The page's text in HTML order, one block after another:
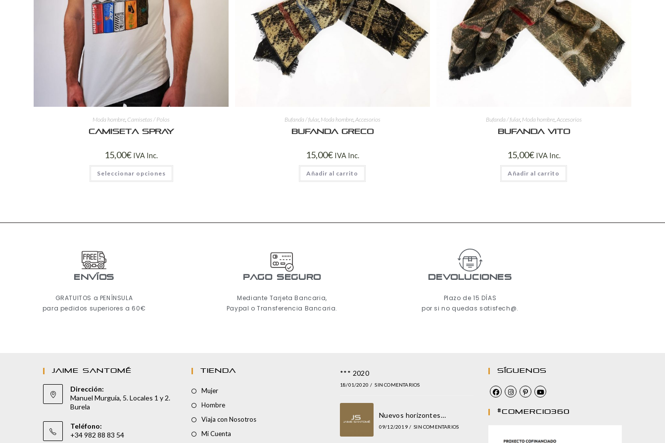
Moda hombre Camisetas / Polos
Camiseta spray
15,00€ IVA Inc.
Seleccionar opciones
Bufanda / fular, Moda hombre, Accesorios
Bufanda Greco
15,00€ IVA Inc.
Añadir al carrito
Bufanda / fular, Moda hombre, Accesorios
Bufanda Vito
15,00€ IVA Inc.
Añadir al carrito
ENVÍOS
GRATUITOS a PENÍNSULA
para pedidos superiores a 60€
pago seguro
Mediante Tarjeta Bancaria,
Paypal o Transferencia Bancaria.
Devoluciones
Plazo de 15 DÍAS
por si no quedas satisfech@.
JAIME SANTOMÉ
Dirección:
Manuel Murguía, 5. Locales 1 y 2.
Burela
Teléfono:
+34 982 88 83 54
TIENDA
Mujer
Hombre
Viaja con Nosotros
Mi Cuenta
*** 2020
18/01/2020 / SIN COMENTARIOS
Nuevos horizontes…
09/12/2019 / SIN COMENTARIOS
Síguenos
#comercio360